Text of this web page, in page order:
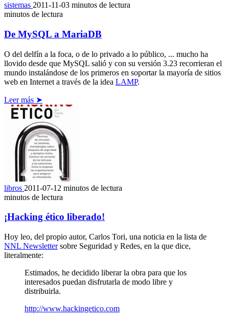
sistemas 2011-11-03 minutos de lectura
minutos de lectura
De MySQL a MariaDB
O del delfín a la foca, o de lo privado a lo público, ... mucho ha
llovido desde que MySQL salió y con su versión 3.23 recorrieran el
mundo instalándose de los primeros en soportar la mayoría de sitios
web en Internet a través de la idea LAMP.
Leer más ➤
libros 2011-07-12 minutos de lectura
minutos de lectura
¡Hacking ético liberado!
Hoy leo, del propio autor, Carlos Tori, una noticia en la lista de
NNL Newslettersobre Seguridad y Redes, en la que dice,
literalmente:
Estimados, he decidido liberar la obra para que los
interesados puedan disfrutarla de modo libre y
distribuirla.
http://www.hackingetico.com